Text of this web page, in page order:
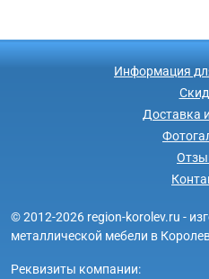
Информация
Доставка
© 2012-2026 region-korolev.ru -
металлической мебели в
Реквизиты компании: